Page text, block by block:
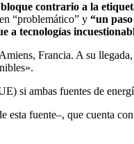
contrario a la
“problemático” y “un
a tecnologías
Francia. A su
si ambas fuentes de
fuente–, que cuenta